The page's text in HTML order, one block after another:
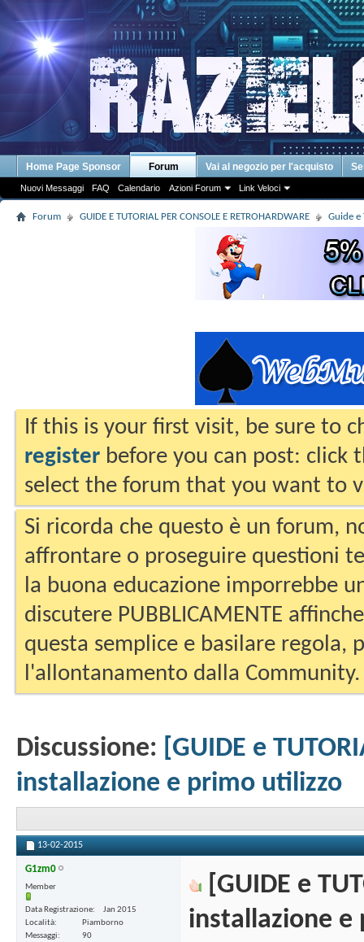
Home Page Sponsor Forum
Nuovi Messaggi FAQ Calendario Azioni Forum Link Veloci
Vai al negozio per l'acquisto
Forum GUIDE E TUTORIAL PER CONSOLE E RETROHARDWARE Guide e
If this is your first visit, be sure to
register before you can post: click
select the forum that you want to
Si ricorda che questo è un forum,
affrontare o proseguire questioni
la buona educazione imporrebbe
discutere PUBBLICAMENTE
questa semplice e basilare regola,
l'allontanamento dalla Community.
Discussione: [GUIDE e
installazione e primo utilizzo
13-02-2015
G1zm0
Member
Data Registrazione
Jan 2015
Località
Piamborno
Messaggi
90
[GUIDE e
installazione e